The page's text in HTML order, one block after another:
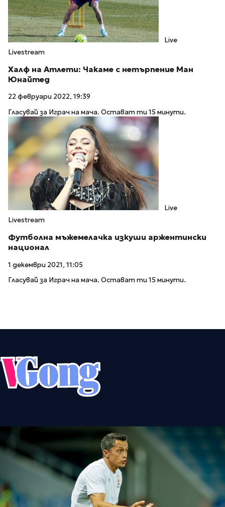
Live
Livestream
Халф на Атлети: Чакаме с нетърпение Ман
Юнайтед
22 февруари 2022, 19:39
Гласувай за Играч на мача. Остават ти 15 минути.
Live
Livestream
Футболна мъжемелачка изкуши аржентински
национал
1 декември 2021, 11:05
Гласувай за Играч на мача. Остават ти 15 минути.